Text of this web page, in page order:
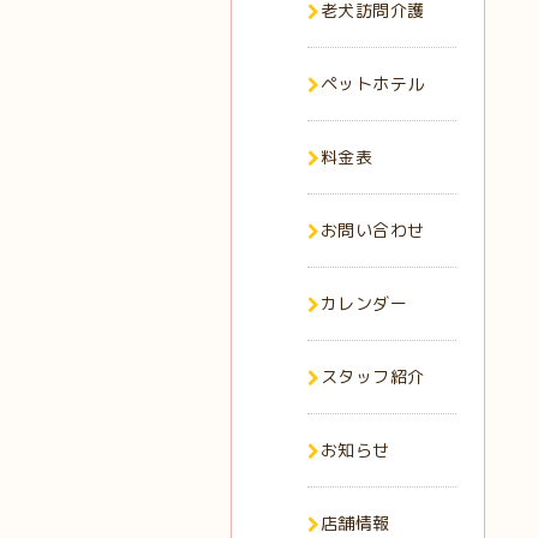
老犬訪問介護
ペットホテル
料金表
お問い合わせ
カレンダー
スタッフ紹介
お知らせ
店舗情報